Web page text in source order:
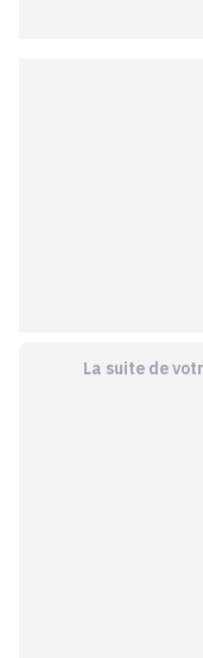
La suite de